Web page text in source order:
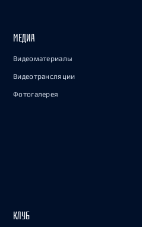
МЕДИА
Видеоматериалы
Видеотрансляции
Фотогалерея
КЛУБ